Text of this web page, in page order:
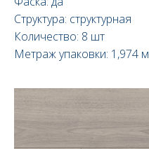
Структура: структурная
Количество: 8 шт
Метраж упаковки: 1,974 м